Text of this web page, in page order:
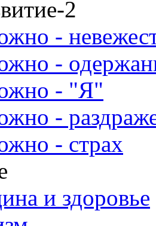
2
-
-
- "Я"
-
- страх
и здоровье